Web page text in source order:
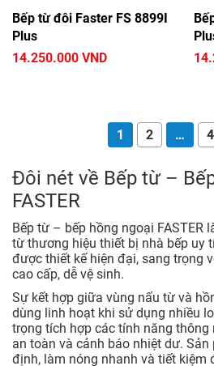
Bếp từ đôi Faster FS 8899I
Plus
14.250.000 VND
1 2 … 4
Đôi nét về Bếp từ –
FASTER
Bếp từ – bếp hồng ngoại FASTER
từ thương hiệu thiết bị nhà bếp uy
được thiết kế hiện đại, sang trọng
cao cấp, dễ vệ sinh.
Sự kết hợp giữa vùng nấu từ và
dùng linh hoạt khi sử dụng nhiều
trọng tích hợp các tính năng thông
an toàn và cảnh báo nhiệt dư.
định, làm nóng nhanh và tiết kiệm